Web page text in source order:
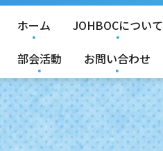
ホーム JOHBOCについて
部会活動
お問い合わせ